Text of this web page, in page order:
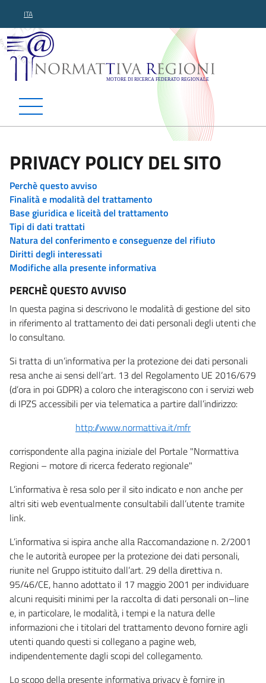
ITA
Normattiva Regioni -
PRIVACY POLICY DEL SITO
Perchè questo avviso
Finalità e modalità del trattamento
Base giuridica e liceità del trattamento
Tipi di dati trattati
Natura del conferimento e conseguenze del rifiuto
Diritti degli interessati
Modifiche alla presente informativa
PERCHÈ QUESTO AVVISO
In questa pagina si descrivono le modalità di gestione del sito
in riferimento al trattamento dei dati personali degli utenti che
lo consultano.
Si tratta di un’informativa per la protezione dei dati personali
resa anche ai sensi dell’art. 13 del Regolamento UE 2016/679
(d’ora in poi GDPR) a coloro che interagiscono con i servizi web
di IPZS accessibili per via telematica a partire dall’indirizzo:
http://www.normattiva.it/mfr
corrispondente alla pagina iniziale del Portale "Normattiva
Regioni – motore di ricerca federato regionale"
L’informativa è resa solo per il sito indicato e non anche per
altri siti web eventualmente consultabili dall’utente tramite
link.
L’informativa si ispira anche alla Raccomandazione n. 2/2001
che le autorità europee per la protezione dei dati personali,
riunite nel Gruppo istituito dall’art. 29 della direttiva n.
95/46/CE, hanno adottato il 17 maggio 2001 per individuare
alcuni requisiti minimi per la raccolta di dati personali on–line
e, in particolare, le modalità, i tempi e la natura delle
informazioni che i titolari del trattamento devono fornire agli
utenti quando questi si collegano a pagine web,
indipendentemente dagli scopi del collegamento.
Lo scopo della presente informativa privacy è fornire in